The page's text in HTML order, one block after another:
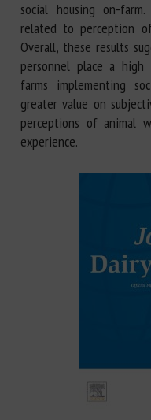
social housing on-
related to perception
Overall, these results
personnel place a
farms implementing
greater value on
perceptions of animal
experience.